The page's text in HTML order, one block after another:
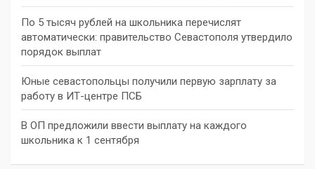
По 5 тысяч рублей на школьника перечислят
автоматически: правительство Севастополя утвердило
порядок выплат
Юные севастопольцы получили первую зарплату за
работу в ИТ-центре ПСБ
В ОП предложили ввести выплату на каждого
школьника к 1 сентября